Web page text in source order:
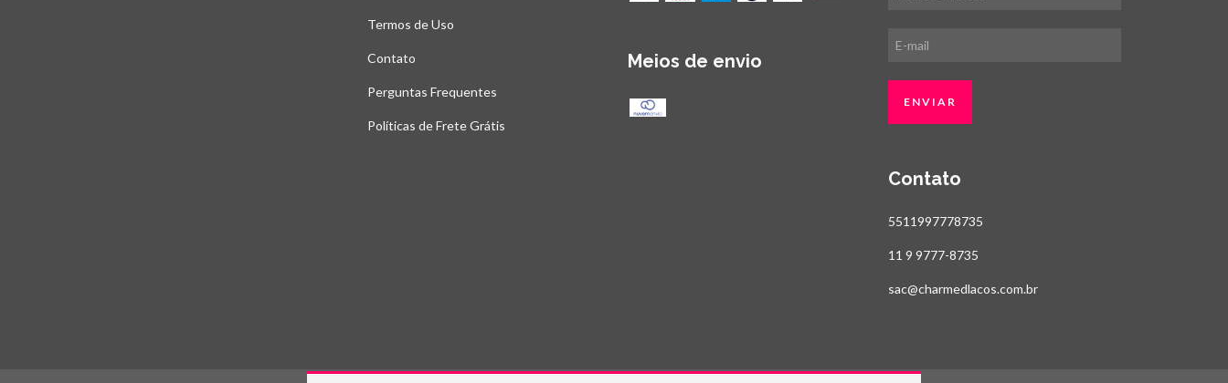
Termos de Uso
Contato
Perguntas Frequentes
Políticas de Frete Grátis
Meios de envio
Contato
5511997778735
11 9 9777-8735
sac@charmedlacos.com.br